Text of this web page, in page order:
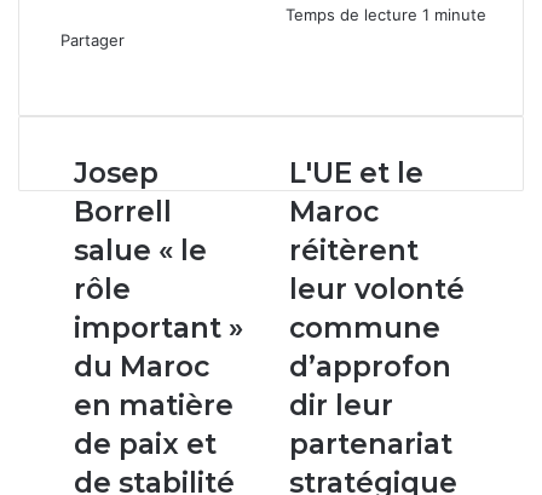
Temps de lecture 1 minute
Partager
email
Josep
Borrell
salue
« le
rôle
important »
du
Maroc
en
de
paix
et
Josep
Borrell
salue « le
rôle
important »
du Maroc
en matière
de paix et
de stabilité
L'UE
et
le
Maroc
réitèrent
leur
commune
d’approfondir
leur
partenariat
stratégique
L'UE et le
Maroc
réitèrent
leur volonté
commune
d’approfon
dir leur
partenariat
stratégique